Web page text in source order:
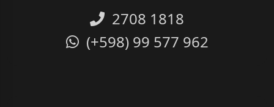
2708 1818
(+598) 99 577 962